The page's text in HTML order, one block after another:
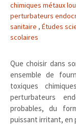
chimiques métaux
perturbateurs
sanitaire , Études
scolaires
Que choisir dans
ensemble de
toxiques
perturbateurs
probables, du
puissant irritant, en